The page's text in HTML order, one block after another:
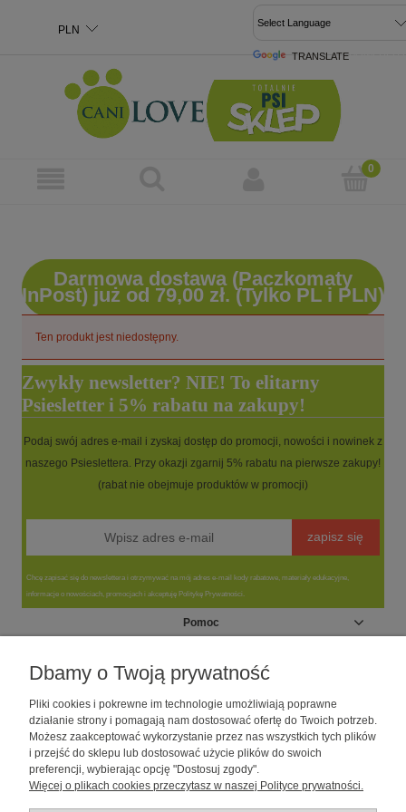
TRANSLATE
Darmowa dostawa (Paczkomaty
InPost) już od 79,00 zł. (Tylko PL i PLN)
Ten produkt jest niedostępny.
Zwykły newsletter? NIE! To elitarny
Psiesletter i 5% rabatu na zakupy!
Podaj swój adres e-mail i zyskaj dostęp do promocji, nowości i nowinek z
naszego Psieslettera. Przy okazji zgarnij 5% rabatu na pierwsze zakupy!
(rabat nie obejmuje produktów w promocji)
zapisz się
Chcę zapisać się do newslettera i otrzymywać na mój adres e-mail kody rabatowe, materiały edukacyjne,
informacje o nowościach, promocjach i akceptuję Politykę Prywatności.
Pomoc
Moje konto
Informacje
O nas
Sklep dla psów caniLOVE| NIP: 5251057141 | ul. Strzelecka 54/56, 64-
Dbamy o Twoją prywatność
Pliki cookies i pokrewne im technologie umożliwiają poprawne
działanie strony i pomagają nam dostosować ofertę do Twoich potrzeb.
Możesz zaakceptować wykorzystanie przez nas wszystkich tych plików
i przejść do sklepu lub dostosować użycie plików do swoich
preferencji, wybierając opcję "Dostosuj zgody".
Więcej o plikach cookies przeczytasz w naszej Polityce prywatności.